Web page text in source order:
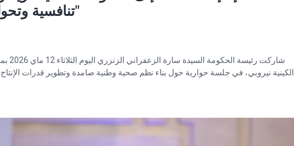
تنافسية وتحول رقمي ناجع"
الكينية نيروبي، في جلسة حوارية حول بناء نظم صحية وطنية صامدة وتطوير قدرات